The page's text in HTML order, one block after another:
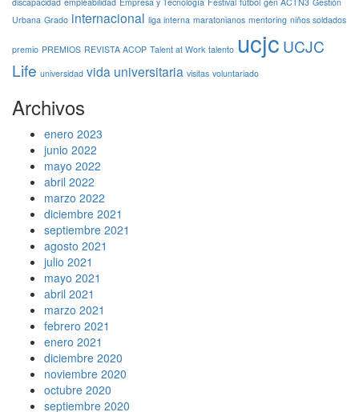
Urbana Grado internacional liga interna maratonianos mentoring niños soldados
premio PREMIOS REVISTA ACOP Talent at Work talento ucjc UCJC
Life universidad vida universitaria visitas voluntariado
Archivos
enero 2023
junio 2022
mayo 2022
abril 2022
marzo 2022
diciembre 2021
septiembre 2021
agosto 2021
julio 2021
mayo 2021
abril 2021
marzo 2021
febrero 2021
enero 2021
diciembre 2020
noviembre 2020
octubre 2020
septiembre 2020